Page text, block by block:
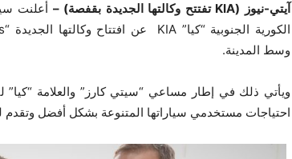
آيتي-نيوز (KIA تفتتح وكالتها الجديدة بقفصة) –
أعلنت
وسط المدينة.
ويأتي ذلك في إطار مساعي “سيتي كارز” والعلامة
احتياجات مستخدمي سياراتها المتنوعة بشكل أفضل وتقدم